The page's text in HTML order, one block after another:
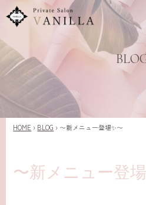
HOME › BLOG › 〜新メニュー登場✨〜
〜新メニュー登